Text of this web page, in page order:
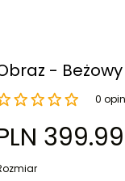
hasła?
-
0
399.99